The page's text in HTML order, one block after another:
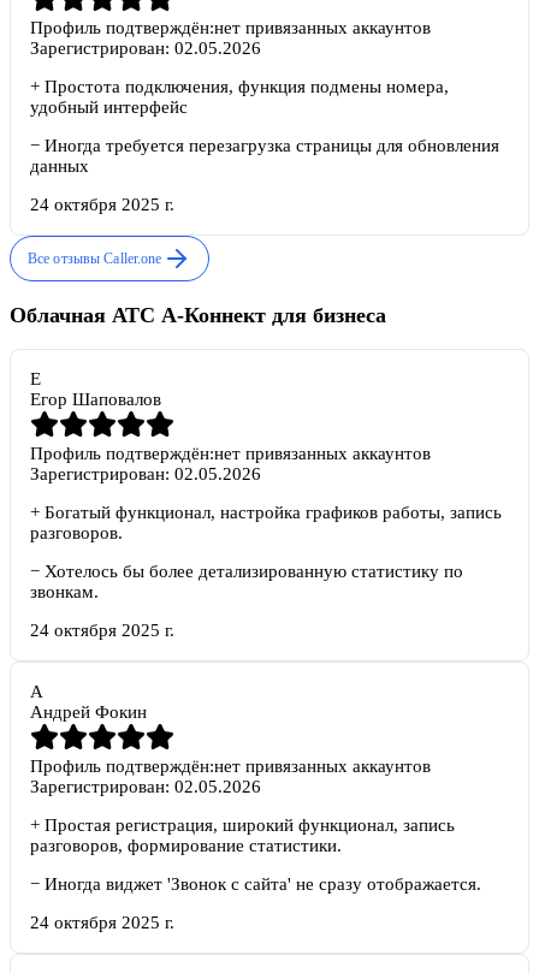
Профиль подтверждён:нет привязанных аккаунтов
Зарегистрирован: 02.05.2026
+ Простота подключения, функция подмены номера,
удобный интерфейс
− Иногда требуется перезагрузка страницы для обновления
данных
24 октября 2025 г.
Все отзывыCaller.one
Облачная АТС А-Коннект для бизнеса
Е
Егор Шаповалов
Профиль подтверждён:нет привязанных аккаунтов
Зарегистрирован: 02.05.2026
+ Богатый функционал, настройка графиков работы, запись
разговоров.
− Хотелось бы более детализированную статистику по
звонкам.
24 октября 2025 г.
А
Андрей Фокин
Профиль подтверждён:нет привязанных аккаунтов
Зарегистрирован: 02.05.2026
+ Простая регистрация, широкий функционал, запись
разговоров, формирование статистики.
− Иногда виджет 'Звонок с сайта' не сразу отображается.
24 октября 2025 г.